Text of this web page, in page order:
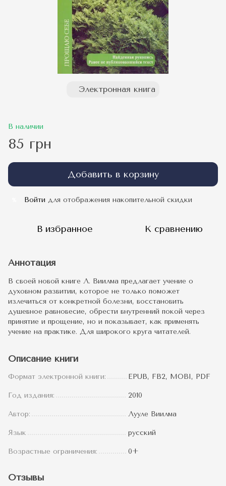
Электронная книга
В наличии
85 грн
Добавить в корзину
Войти для отображения накопительной скидки
В избранное К сравнению
Аннотация
В своей новой книге Л. Виилма предлагает учение о
духовном развитии, которое не только поможет
излечиться от конкретной болезни, восстановить
душевное равновесие, обрести внутренний покой через
принятие и прощение, но и показывает, как применять
учение на практике. Для широкого круга читателей.
Описание книги
Формат электронной книги: EPUB, FB2, MOBI, PDF
Год издания: 2010
Автор: Лууле Виилма
Язык русский
Возрастные ограничения: 0+
Отзывы